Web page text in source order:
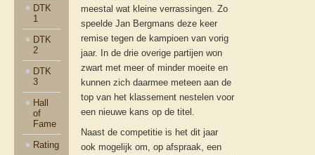
DTK
1
DTK
2
DTK
3
Hall
of
Fame
Rating
meestal wat kleine verrassingen. Zo
speelde Jan Bergmans deze keer
remise tegen de kampioen van vorig
jaar. In de drie overige partijen won
zwart met meer of minder moeite en
kunnen zich daarmee meteen aan de
top van het klassement nestelen voor
een nieuwe kans op de titel.
Naast de competitie is het dit jaar
ook mogelijk om, op afspraak, een